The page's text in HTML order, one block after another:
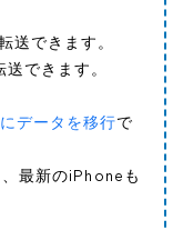
送できます。
できます。
データを移行で
最新のiPhoneも